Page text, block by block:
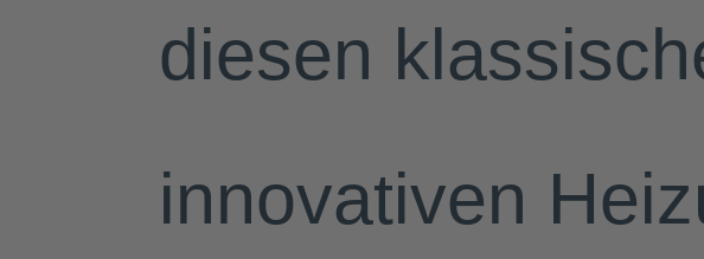
diesen
innovativen